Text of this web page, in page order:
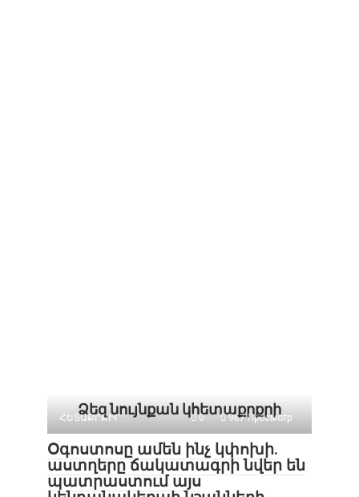
Ձեզ նույնքան կհետաքրքրի
ՀԵՏԱՔՐՔԻՐ 0 967 Просмотр
Օգոստոսը ամեն ինչ կփոխի.
աստղերը ճակատագրի նվեր են
պատրաստում այս